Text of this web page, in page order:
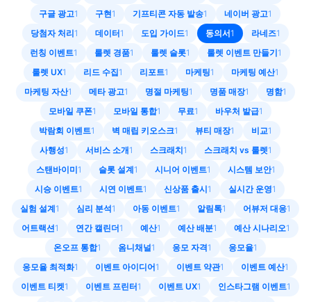
구글 광고1 구현1 기프티콘 자동 발송1 네이버 광고1
당첨자 처리1 데이터1 도입 가이드1 동의서1 라네즈1
런칭 이벤트1 룰렛 경품1 룰렛 슬롯1 룰렛 이벤트 만들기1
룰렛 UX1 리드 수집1 리포트1 마케팅1 마케팅 예산1
마케팅 자산1 메타 광고1 명절 마케팅1 명품 매장1 명함1
모바일 쿠폰1 모바일 통합1 무료1 바우처 발급1
박람회 이벤트1 벽 매립 키오스크1 뷰티 매장1 비교1
사행성1 서비스 소개1 스크래치1 스크래치 vs 룰렛1
스탠바이미1 슬롯 설계1 시니어 이벤트1 시스템 보안1
시승 이벤트1 시연 이벤트1 신상품 출시1 실시간 운영1
실험 설계1 심리 분석1 아동 이벤트1 알림톡1 어뷰저 대응1
어트랙션1 연간 캘린더1 예산1 예산 배분1 예산 시나리오1
온오프 통합1 옴니채널1 응모 자격1 응모율1
응모율 최적화1 이벤트 아이디어1 이벤트 약관1 이벤트 예산1
이벤트 티켓1 이벤트 프린터1 이벤트 UX1 인스타그램 이벤트1